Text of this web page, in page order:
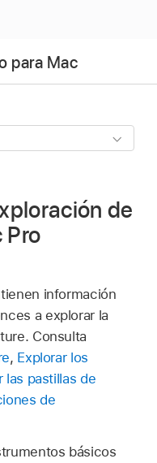
para Mac
de
Pro
información
a explorar la
Consulta
, Explorar los
las pastillas de
de
básicos